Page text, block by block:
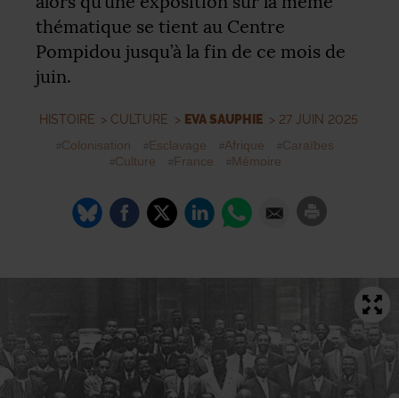
thématique se tient au Centre
Pompidou jusqu’à la fin de ce mois de
juin.
HISTOIRE > CULTURE > EVA SAUPHIE > 27 JUIN 2025
Colonisation Esclavage Afrique
Caraïbes
Culture
France Mémoire